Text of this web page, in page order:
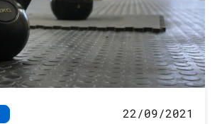
22/09/2021